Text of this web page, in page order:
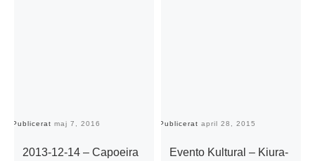
Publicerat maj 7, 2016
2013-12-14 – Capoeira
Publicerat april 28, 2015
Evento Kultural – Kiura-